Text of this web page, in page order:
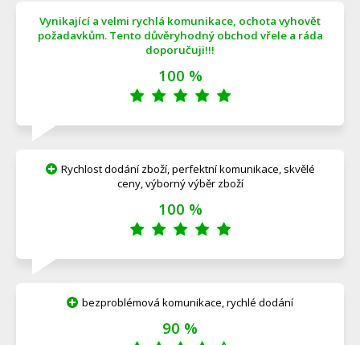
Vynikající a velmi rychlá komunikace, ochota vyhovět
požadavkům. Tento důvěryhodný obchod vřele a ráda
doporučuji!!!
100 %
Rychlost dodání zboží, perfektní komunikace, skvělé
ceny, výborný výběr zboží
100 %
bezproblémová komunikace, rychlé dodání
90 %